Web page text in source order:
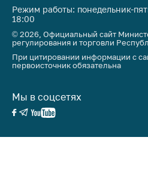
Режим работы: понедельник-
18:00
© 2026, Официальный сайт
регулирования и торговли
При цитировании информации с
первоисточник обязательна
Мы в соцсетях